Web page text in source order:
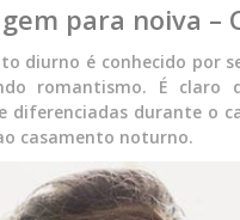
para noiva –
diurno é conhecido por
romantismo. É claro
diferenciadas durante o
casamento noturno.